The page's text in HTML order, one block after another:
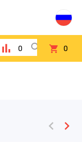
0 0